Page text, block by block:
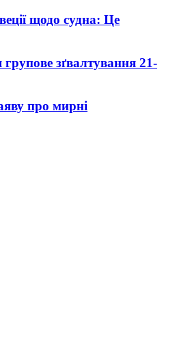
щодо судна: Це
зґвалтування 21-
про мирні